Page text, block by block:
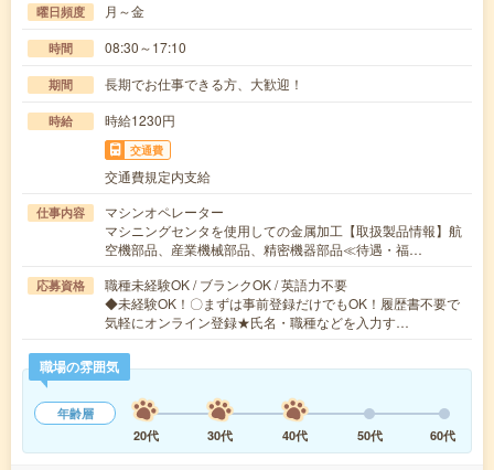
曜日頻度 月～金
時間 08:30～17:10
期間 長期でお仕事できる方、大歓迎！
時給 時給1230円
交通費
交通費規定内支給
仕事内容
マシンオペレーター
マシニングセンタを使用しての金属加工【取扱製品情報】航
空機部品、産業機械部品、精密機器部品≪待遇・福…
応募資格
職種未経験OK / ブランクOK / 英語力不要
◆未経験OK！〇まずは事前登録だけでもOK！履歴書不要で
気軽にオンライン登録★氏名・職種などを入力す…
職場の雰囲気
年齢層
20代
30代 40代 50代 60代